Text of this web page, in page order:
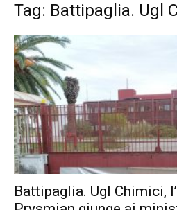
Tag: Battipaglia. Ugl
Battipaglia. Ugl Chimici,